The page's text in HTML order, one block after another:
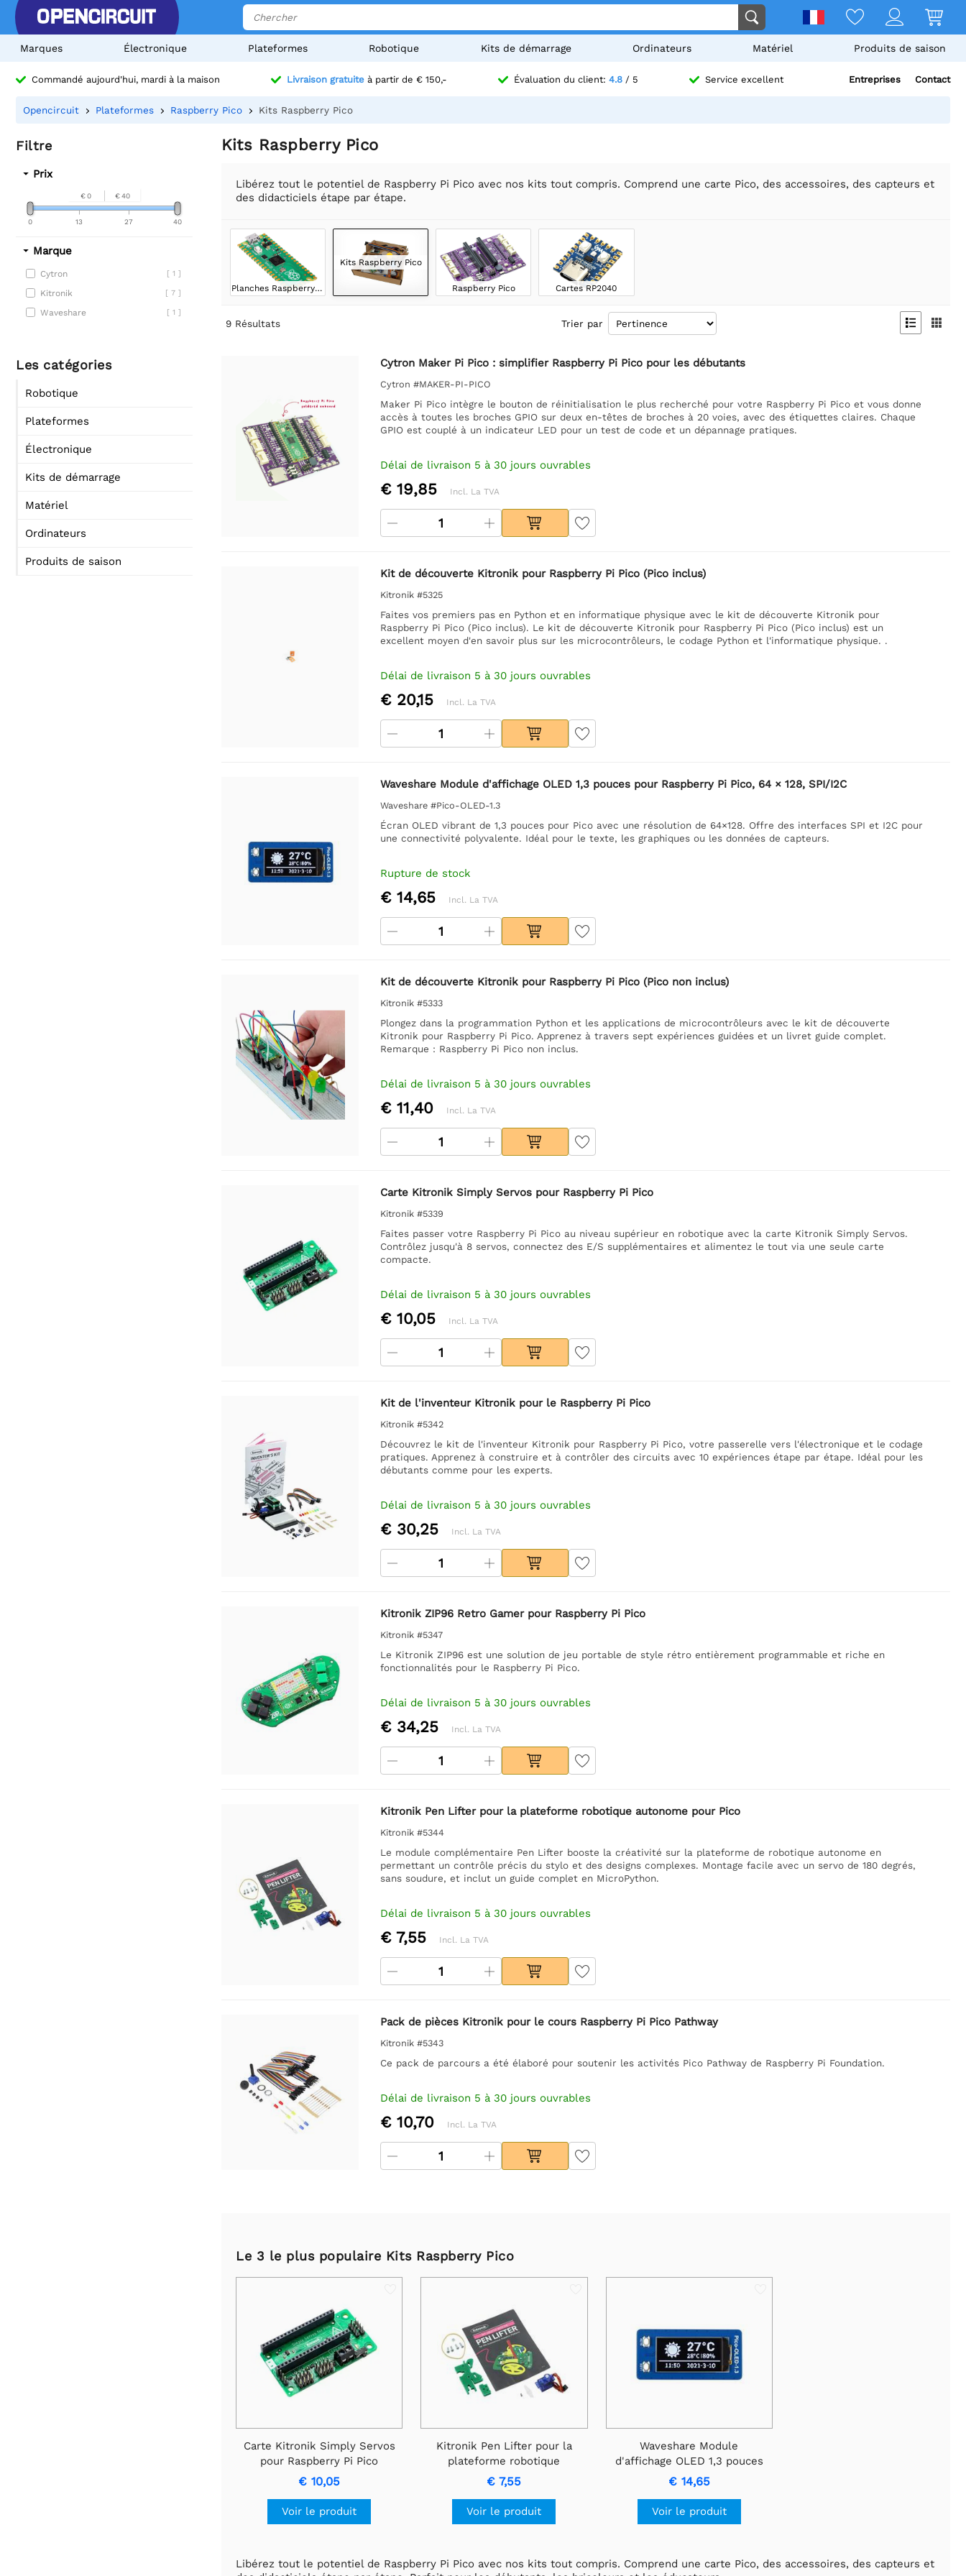
Marques Électronique Plateformes Robotique Kits de démarrage Ordinateurs Matériel Produits de saison
Commandé aujourd'hui, mardi à la maison Livraison gratuite à partir de € 150,- Évaluation du client: 4.8 / 5 Service excellent Entreprises Contact
Opencircuit Plateformes Raspberry Pico Kits Raspberry Pico
Filtre
Prix
€ 0 € 40
0 40
13 27
Marque
Cytron [ 1 ]
Kitronik [ 7 ]
Waveshare [ 1 ]
Les catégories
Robotique
Plateformes
Électronique
Kits de démarrage
Matériel
Ordinateurs
Produits de saison
Kits Raspberry Pico
Libérez tout le potentiel de Raspberry Pi Pico avec nos kits tout compris. Comprend une carte Pico, des accessoires, des capteurs et
des didacticiels étape par étape.
Planches Raspberry Pico
Kits Raspberry Pico
Raspberry Pico Cartes RP2040
9 Résultats Trier par  
Cytron Maker Pi Pico : simplifier Raspberry Pi Pico pour les débutants
Cytron #MAKER-PI-PICO
Maker Pi Pico intègre le bouton de réinitialisation le plus recherché pour votre Raspberry Pi Pico et vous donne
accès à toutes les broches GPIO sur deux en-têtes de broches à 20 voies, avec des étiquettes claires. Chaque
GPIO est couplé à un indicateur LED pour un test de code et un dépannage pratiques.
Délai de livraison 5 à 30 jours ouvrables
€ 19,85 Incl. La TVA
Kit de découverte Kitronik pour Raspberry Pi Pico (Pico inclus)
Kitronik #5325
Faites vos premiers pas en Python et en informatique physique avec le kit de découverte Kitronik pour
Raspberry Pi Pico (Pico inclus). Le kit de découverte Kitronik pour Raspberry Pi Pico (Pico inclus) est un
excellent moyen d'en savoir plus sur les microcontrôleurs, le codage Python et l'informatique physique. .
Délai de livraison 5 à 30 jours ouvrables
€ 20,15 Incl. La TVA
Waveshare Module d'affichage OLED 1,3 pouces pour Raspberry Pi Pico, 64 × 128, SPI/I2C
Waveshare #Pico-OLED-1.3
Écran OLED vibrant de 1,3 pouces pour Pico avec une résolution de 64×128. Offre des interfaces SPI et I2C pour
une connectivité polyvalente. Idéal pour le texte, les graphiques ou les données de capteurs.
Rupture de stock
€ 14,65 Incl. La TVA
Kit de découverte Kitronik pour Raspberry Pi Pico (Pico non inclus)
Kitronik #5333
Plongez dans la programmation Python et les applications de microcontrôleurs avec le kit de découverte
Kitronik pour Raspberry Pi Pico. Apprenez à travers sept expériences guidées et un livret guide complet.
Remarque : Raspberry Pi Pico non inclus.
Délai de livraison 5 à 30 jours ouvrables
€ 11,40 Incl. La TVA
Carte Kitronik Simply Servos pour Raspberry Pi Pico
Kitronik #5339
Faites passer votre Raspberry Pi Pico au niveau supérieur en robotique avec la carte Kitronik Simply Servos.
Contrôlez jusqu'à 8 servos, connectez des E/S supplémentaires et alimentez le tout via une seule carte
compacte.
Délai de livraison 5 à 30 jours ouvrables
€ 10,05 Incl. La TVA
Kit de l'inventeur Kitronik pour le Raspberry Pi Pico
Kitronik #5342
Découvrez le kit de l'inventeur Kitronik pour Raspberry Pi Pico, votre passerelle vers l'électronique et le codage
pratiques. Apprenez à construire et à contrôler des circuits avec 10 expériences étape par étape. Idéal pour les
débutants comme pour les experts.
Délai de livraison 5 à 30 jours ouvrables
€ 30,25 Incl. La TVA
Kitronik ZIP96 Retro Gamer pour Raspberry Pi Pico
Kitronik #5347
Le Kitronik ZIP96 est une solution de jeu portable de style rétro entièrement programmable et riche en
fonctionnalités pour le Raspberry Pi Pico.
Délai de livraison 5 à 30 jours ouvrables
€ 34,25 Incl. La TVA
Kitronik Pen Lifter pour la plateforme robotique autonome pour Pico
Kitronik #5344
Le module complémentaire Pen Lifter booste la créativité sur la plateforme de robotique autonome en
permettant un contrôle précis du stylo et des designs complexes. Montage facile avec un servo de 180 degrés,
sans soudure, et inclut un guide complet en MicroPython.
Délai de livraison 5 à 30 jours ouvrables
€ 7,55 Incl. La TVA
Pack de pièces Kitronik pour le cours Raspberry Pi Pico Pathway
Kitronik #5343
Ce pack de parcours a été élaboré pour soutenir les activités Pico Pathway de Raspberry Pi Foundation.
Délai de livraison 5 à 30 jours ouvrables
€ 10,70 Incl. La TVA
Le 3 le plus populaire Kits Raspberry Pico
Carte Kitronik Simply Servos
pour Raspberry Pi Pico
€ 10,05
Voir le produit
Kitronik Pen Lifter pour la
plateforme robotique
autonome pour Pico
€ 7,55
Voir le produit
Waveshare Module
d'affichage OLED 1,3 pouces
pour Raspberry Pi Pico, 64 ×
128, SPI/I2C
€ 14,65
Voir le produit
Libérez tout le potentiel de Raspberry Pi Pico avec nos kits tout compris. Comprend une carte Pico, des accessoires, des capteurs et